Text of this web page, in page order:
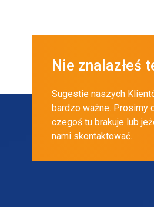
Nie znalazłeś
Sugestie naszych
bardzo ważne. Prosimy
czegoś tu brakuje lub
nami skontaktować.